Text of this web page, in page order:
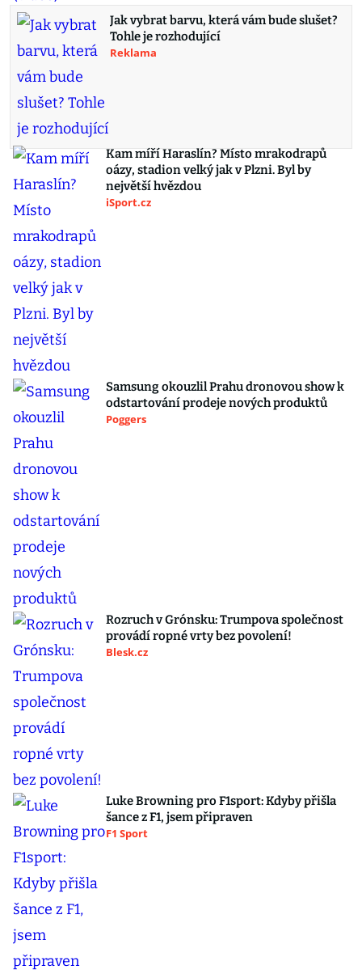
Jak vybrat barvu, která vám bude slušet?
Tohle je rozhodující
Reklama
Kam míří Haraslín? Místo mrakodrapů
oázy, stadion velký jak v Plzni. Byl by
největší hvězdou
iSport.cz
Samsung okouzlil Prahu dronovou show k
odstartování prodeje nových produktů
Poggers
Rozruch v Grónsku: Trumpova společnost
provádí ropné vrty bez povolení!
Blesk.cz
Luke Browning pro F1sport: Kdyby přišla
šance z F1, jsem připraven
F1 Sport